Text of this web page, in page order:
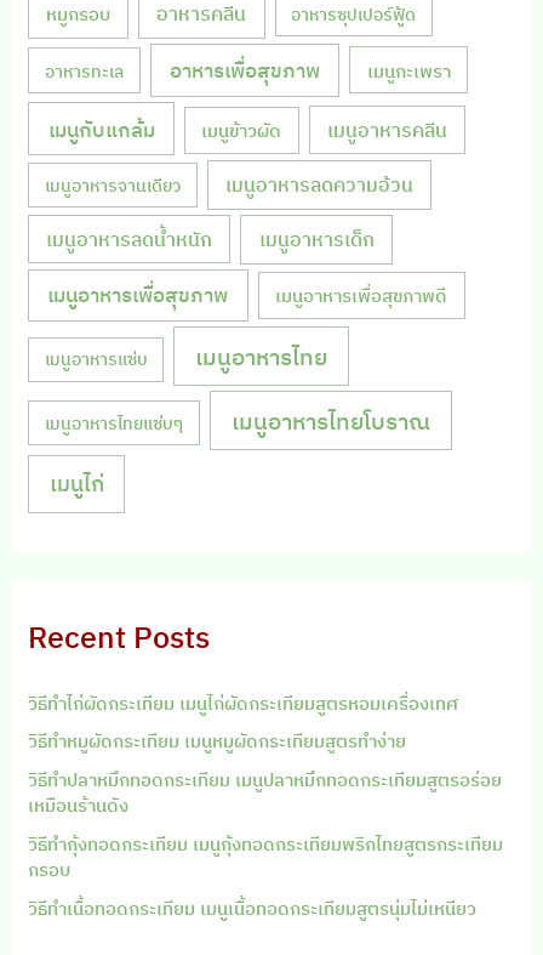
หมูกรอบ อาหารคลีน อาหารซุปเปอร์ฟู้ด
อาหารทะเล อาหารเพื่อสุขภาพ เมนูกะเพรา
เมนูกับแกล้ม เมนูข้าวผัด เมนูอาหารคลีน
เมนูอาหารจานเดียว เมนูอาหารลดความอ้วน
เมนูอาหารลดน้ำหนัก เมนูอาหารเด็ก
เมนูอาหารเพื่อสุขภาพ เมนูอาหารเพื่อสุขภาพดี
เมนูอาหารแซ่บ เมนูอาหารไทย
เมนูอาหารไทยแซ่บๆ เมนูอาหารไทยโบราณ
เมนูไก่
Recent Posts
วิธีทำไก่ผัดกระเทียม เมนูไก่ผัดกระเทียมสูตรหอมเครื่องเทศ
วิธีทำหมูผัดกระเทียม เมนูหมูผัดกระเทียมสูตรทำง่าย
วิธีทำปลาหมึกทอดกระเทียม เมนูปลาหมึกทอดกระเทียมสูตรอร่อย
เหมือนร้านดัง
วิธีทำกุ้งทอดกระเทียม เมนูกุ้งทอดกระเทียมพริกไทยสูตรกระเทียม
กรอบ
วิธีทำเนื้อทอดกระเทียม เมนูเนื้อทอดกระเทียมสูตรนุ่มไม่เหนียว